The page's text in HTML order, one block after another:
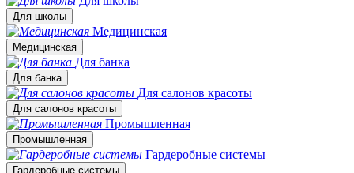
Для школы
Медицинская
Медицинская
Для банка
Для банка
Для салонов красоты
Для салонов красоты
Промышленная
Промышленная
Гардеробные системы
Гардеробные системы